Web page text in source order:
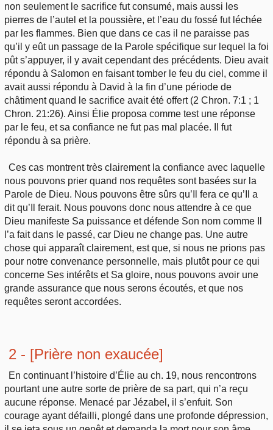
non seulement le sacrifice fut consumé, mais aussi les
pierres de l’autel et la poussière, et l’eau du fossé fut léchée
par les flammes. Bien que dans ce cas il ne paraisse pas
qu’il y eût un passage de la Parole spécifique sur lequel la foi
pût s’appuyer, il y avait cependant des précédents. Dieu avait
répondu à Salomon en faisant tomber le feu du ciel, comme il
avait aussi répondu à David à la fin d’une période de
châtiment quand le sacrifice avait été offert (2 Chron. 7:1 ; 1
Chron. 21:26). Ainsi Élie proposa comme test une réponse
par le feu, et sa confiance ne fut pas mal placée. Il fut
répondu à sa prière.
Ces cas montrent très clairement la confiance avec laquelle
nous pouvons prier quand nos requêtes sont basées sur la
Parole de Dieu. Nous pouvons être sûrs qu’Il fera ce qu’Il a
dit qu’Il ferait. Nous pouvons donc nous attendre à ce que
Dieu manifeste Sa puissance et défende Son nom comme Il
l’a fait dans le passé, car Dieu ne change pas. Une autre
chose qui apparaît clairement, est que, si nous ne prions pas
pour notre convenance personnelle, mais plutôt pour ce qui
concerne Ses intérêts et Sa gloire, nous pouvons avoir une
grande assurance que nous serons écoutés, et que nos
requêtes seront accordées.
2 - [Prière non exaucée]
En continuant l’histoire d’Élie au ch. 19, nous rencontrons
pourtant une autre sorte de prière de sa part, qui n’a reçu
aucune réponse. Menacé par Jézabel, il s’enfuit. Son
courage ayant défailli, plongé dans une profonde dépression,